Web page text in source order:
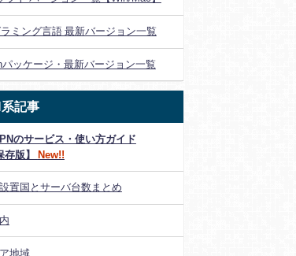
ミング言語 最新バージョン一覧
パッケージ・最新バージョン一覧
記事
のサービス・使い方ガイド
版】
New!!
置国とサーバ台数まとめ
地域